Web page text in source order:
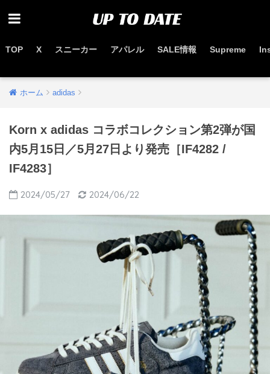
TOP X スニーカー アパレル SALE情報 Supreme
ホーム adidas
Korn x adidas コラボコレクション第2弾が国
内5月15日／5月27日より発売［IF4282 /
IF4283］
2024/05/27 2024/06/22